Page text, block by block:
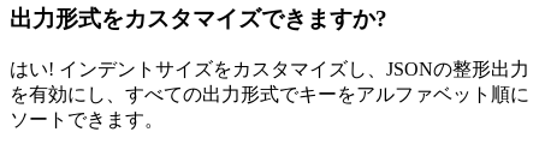
出力形式をカスタマイズできますか?
はい! インデントサイズをカスタマイズし、JSONの整形出力
を有効にし、すべての出力形式でキーをアルファベット順に
ソートできます。